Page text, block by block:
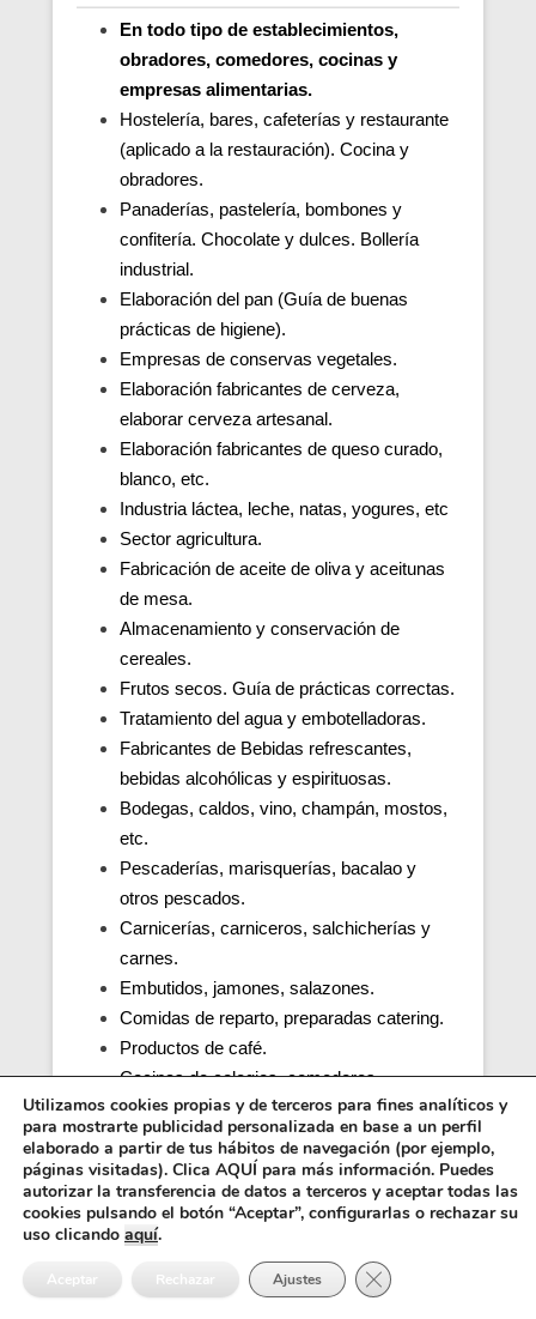
En todo tipo de establecimientos,
obradores, comedores, cocinas y
empresas alimentarias.
Hostelería, bares, cafeterías y restaurante
(aplicado a la restauración). Cocina y
obradores.
Panaderías, pastelería, bombones y
confitería. Chocolate y dulces. Bollería
industrial.
Elaboración del pan (Guía de buenas
prácticas de higiene).
Empresas de conservas vegetales.
Elaboración fabricantes de cerveza,
elaborar cerveza artesanal.
Elaboración fabricantes de queso curado,
blanco, etc.
Industria láctea, leche, natas, yogures, etc
Sector agricultura.
Fabricación de aceite de oliva y aceitunas
de mesa.
Almacenamiento y conservación de
cereales.
Frutos secos. Guía de prácticas correctas.
Tratamiento del agua y embotelladoras.
Fabricantes de Bebidas refrescantes,
bebidas alcohólicas y espirituosas.
Bodegas, caldos, vino, champán, mostos,
etc.
Pescaderías, marisquerías, bacalao y
otros pescados.
Carnicerías, carniceros, salchicherías y
carnes.
Embutidos, jamones, salazones.
Comidas de reparto, preparadas catering.
Productos de café.
Cocinas de colegios, comedores
escolares, guarderías, parvularios.
Cocinas y comedores de residencias de
ancianos (tercera edad).
Cocina, obrador y comedor de hospitales y
penitenciarias.
Distribuidores alimentos, transporte y
distribución.
Utilizamos cookies propias y de terceros para fines analíticos y
para mostrarte publicidad personalizada en base a un perfil
elaborado a partir de tus hábitos de navegación (por ejemplo,
páginas visitadas). Clica AQUÍ para más información. Puedes
autorizar la transferencia de datos a terceros y aceptar todas las
cookies pulsando el botón “Aceptar”, configurarlas o rechazar su
uso clicando aquí.
Aceptar Rechazar Ajustes Cerrar el banner de